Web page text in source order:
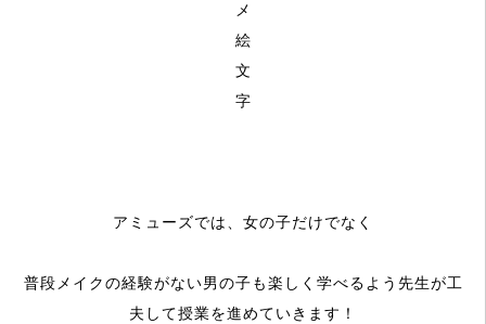
アミューズでは、女の子だけでなく
普段メイクの経験がない男の子も楽しく学べるよう先生が工
夫して授業を進めていきます！